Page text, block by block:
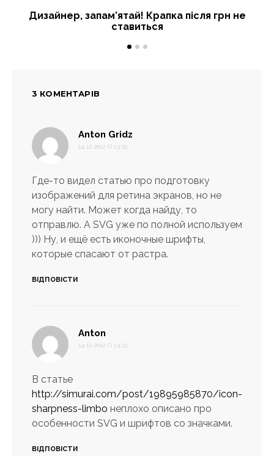
Дизайнер, запам’ятай! Крапка після грн не
ставиться
3 КОМЕНТАРІВ
Anton Gridz
14.12.2012 О 13:25
Где-то видел статью про подготовку
изображений для ретина экранов, но не
могу найти. Может когда найду, то
отправлю. А SVG уже по полной используем
))) Ну, и ещё есть иконочные шрифты,
которые спасают от растра.
ВІДПОВІСТИ
Anton
14.12.2012 О 14:12
В статье
http://simurai.com/post/19895985870/icon-
sharpness-limbo неплохо описано про
особенности SVG и шрифтов со значками.
ВІДПОВІСТИ